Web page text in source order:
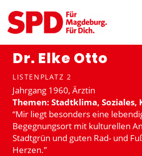
Dr. Elke Otto
LISTENPLATZ 2
Jahrgang 1960, Ärztin
Themen: Stadt­klima, Soziales,
“Mir liegt besonders eine
Begeg­nungsort mit kultu­rellen
Stadtgrün und guten Rad- und
Herzen.”